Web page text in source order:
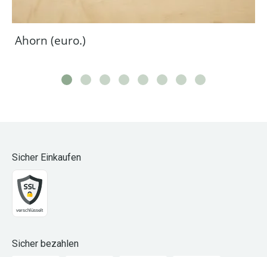
Ahorn (euro.)
Sicher Einkaufen
Sicher bezahlen